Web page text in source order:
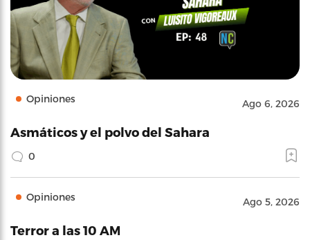
Opiniones Ago 6, 2026
Asmáticos y el polvo del Sahara
0
Opiniones Ago 5, 2026
Terror a las 10 AM